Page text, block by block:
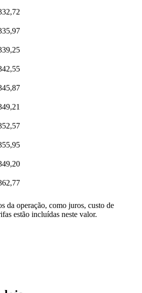
da operação, como juros, custo de
estão incluídas neste valor.